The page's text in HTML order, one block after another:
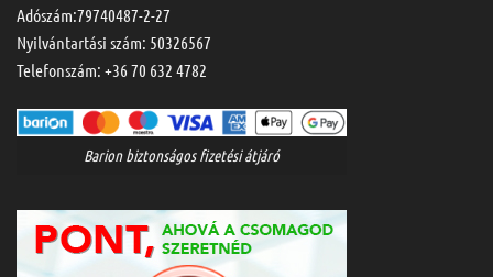
Adószám:79740487-2-27
Nyilvántartási szám: 50326567
Telefonszám: +36 70 632 4782
Barion biztonságos fizetési átjáró